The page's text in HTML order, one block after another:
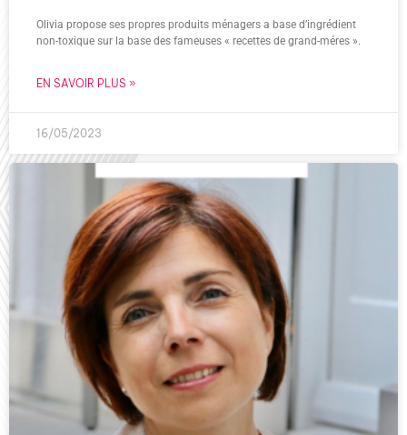
Olivia propose ses propres produits ménagers a base d’ingrédient
non-toxique sur la base des fameuses « recettes de grand-méres ».
EN SAVOIR PLUS »
16/05/2023